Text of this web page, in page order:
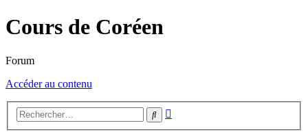
Cours de Coréen
Forum
Accéder au contenu
Rechercher